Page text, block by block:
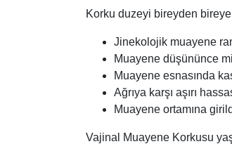
Korku duzeyi bireyden bireye
Jinekolojik muayene
Muayene düşününce
Muayene esnasında
Ağrıya karşı aşırı
Muayene ortamına
Vajinal Muayene Korkusu